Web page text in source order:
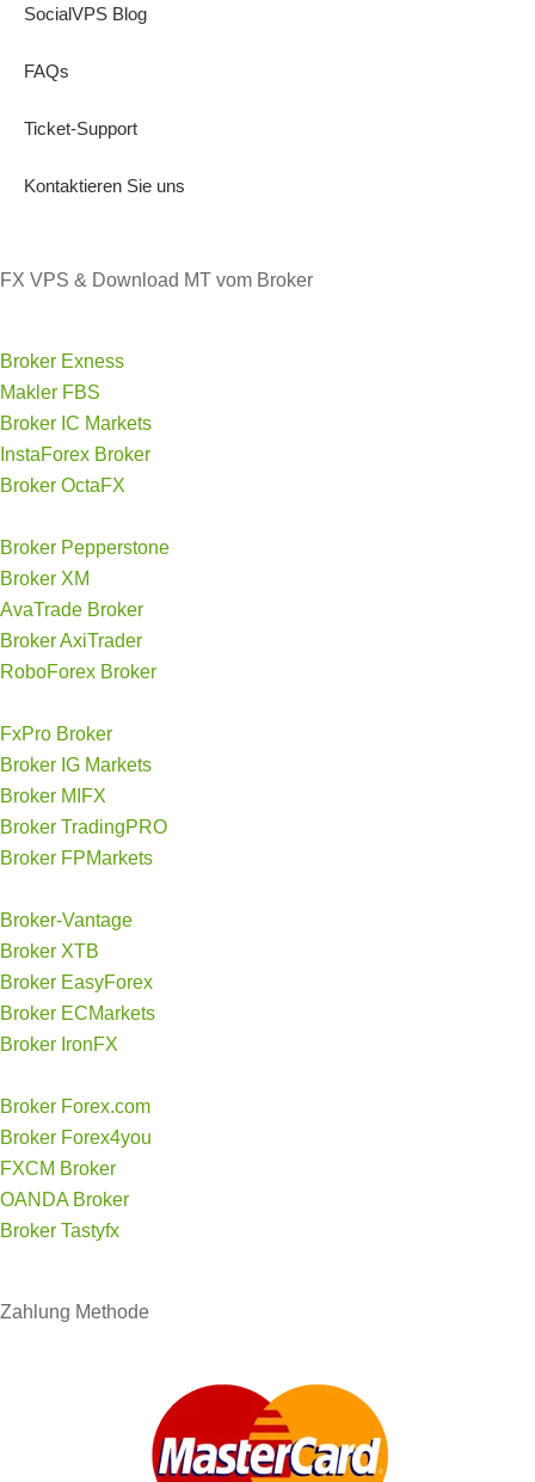
SocialVPS Blog
FAQs
Ticket-Support
Kontaktieren Sie uns
FX VPS & Download MT vom Broker
Broker Exness
Makler FBS
Broker IC Markets
InstaForex Broker
Broker OctaFX
Broker Pepperstone
Broker XM
AvaTrade Broker
Broker AxiTrader
RoboForex Broker
FxPro Broker
Broker IG Markets
Broker MIFX
Broker TradingPRO
Broker FPMarkets
Broker-Vantage
Broker XTB
Broker EasyForex
Broker ECMarkets
Broker IronFX
Broker Forex.com
Broker Forex4you
FXCM Broker
OANDA Broker
Broker Tastyfx
Zahlung Methode